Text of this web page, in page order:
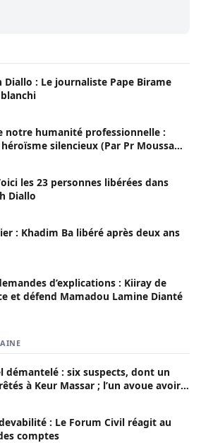
Diallo : Le journaliste Pape Birame
notre humanité professionnelle :
silencieux (Par Pr Moussa
les 23 personnes libérées dans
Diallo
: Khadim Ba libéré après deux ans
d’explications : Kiiray de
et défend Mamadou Lamine Dianté
démantelé : six suspects, dont un
à Keur Massar ; l’un avoue avoir
2018
: Le Forum Civil réagit au
comptes